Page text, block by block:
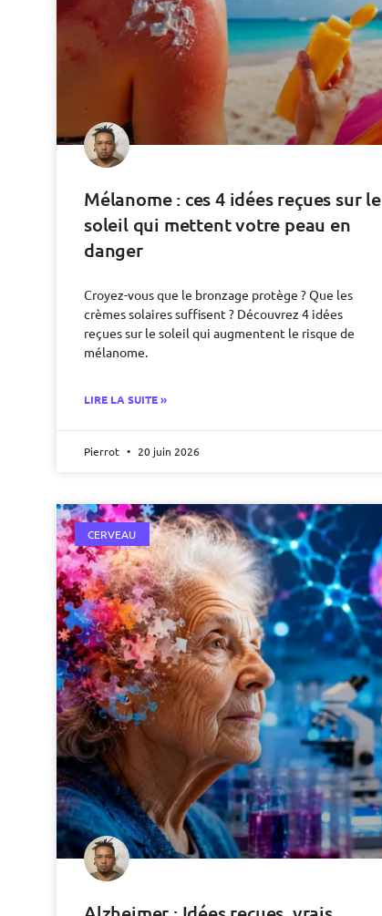
Mélanome : ces 4 idées reçues sur le
soleil qui mettent votre peau en
danger
Croyez-vous que le bronzage protège ? Que les
crèmes solaires suffisent ? Découvrez 4 idées
reçues sur le soleil qui augmentent le risque de
mélanome.
LIRE LA SUITE »
Pierrot 20 juin 2026
CERVEAU